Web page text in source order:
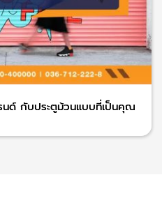
ด์ กับประตูม้วนแบบที่เป็นคุณ